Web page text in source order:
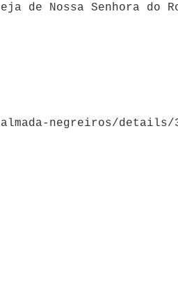
de Nossa Senhora do
negreiros/details/